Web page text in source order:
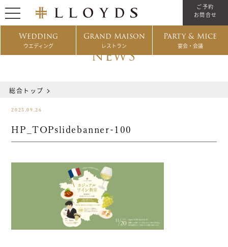
Wedding
ウエディング
Grand Maison
レストラン
Party & Mice
宴会・会議
ご予約
お問合せ
NEWS
総合トップ
2025.09.26
HP_TOPslidebanner-100